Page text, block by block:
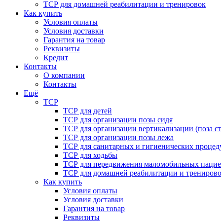
ТСР для домашней реабилитации и тренировок
Как купить
Условия оплаты
Условия доставки
Гарантия на товар
Реквизиты
Кредит
Контакты
О компании
Контакты
Ещё
ТСР
ТСР для детей
ТСР для организации позы сидя
ТСР для организации вертикализации (поза
ТСР для организации позы лежа
ТСР для санитарных и гигиенических
ТСР для ходьбы
ТСР для передвижения маломобильных
ТСР для домашней реабилитации и
Как купить
Условия оплаты
Условия доставки
Гарантия на товар
Реквизиты